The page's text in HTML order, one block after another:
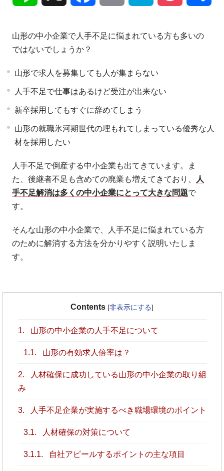
山形の中小企業で人手不足に悩まれている方も多いの
ではないでしょうか？
山形で求人を募集しても人が集まらない
人手不足で仕事はあるけど受注が出来ない
新卒採用してもすぐに辞めてしまう
山形の就職氷河期世代の埋もれてしまっている優秀な人
材を採用したい
人手不足で倒産する中小企業も出てきています。ま
た、後継者不足も含めての廃業も増えてきており、
人
手不足解消は多くの中小企業にとって大きな問題で
す。
そんな山形の中小企業で、人手不足に悩まれている方
のために解消する方法を分かりやすく説明いたしま
す。
Contents [非表示にする]
1. 山形の中小企業の人手不足について
1.1. 山形の有効求人倍率は？
2.
人材確保に成功している山形の中小企業の取り組
み
3. 人手不足企業が実施するべき職場環境のポイント
3.1. 人材確保の対策について
3.1.1. 自社アピールするポイントの主な項目